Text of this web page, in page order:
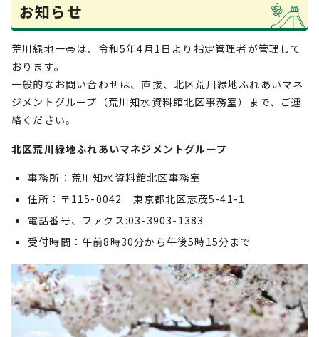
お知らせ
荒川緑地一帯は、令和5年4月1日より指定管理者が管理して
おります。
一般的なお問い合わせは、直接、北区荒川緑地ふれあいマネ
ジメントグループ（荒川知水資料館北区事務室）まで、ご連
絡ください。
北区荒川緑地ふれあいマネジメントグループ
事務所：荒川知水資料館北区事務室
住所：〒115-0042 東京都北区志茂5-41-1
電話番号、ファクス:03-3903-1383
受付時間：午前8時30分から午後5時15分まで